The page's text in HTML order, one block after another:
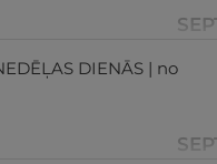
DIENĀS | no